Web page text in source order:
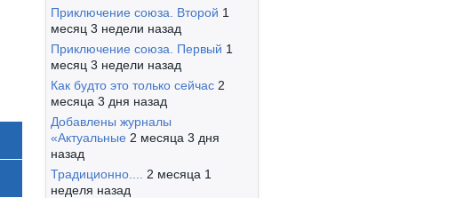
Приключение союза. Второй 1
месяц 3 недели назад
Приключение союза. Первый 1
месяц 3 недели назад
Как будто это только сейчас 2
месяца 3 дня назад
Добавлены журналы
«Актуальные 2 месяца 3 дня
назад
Традиционно....
2 месяца 1
неделя назад